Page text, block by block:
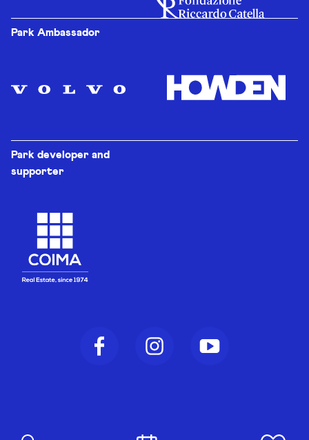
Park Ambassador
Park developer and
supporter